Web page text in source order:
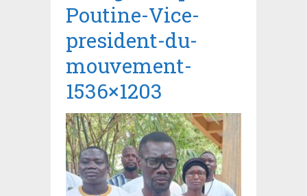
Poutine-Vice-
president-du-
mouvement-
1536×1203